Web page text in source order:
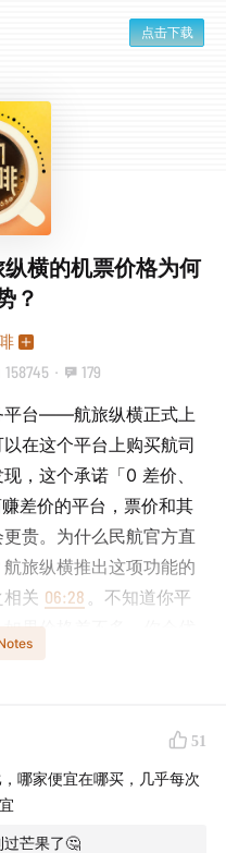
点击下载
横的机票价格为何
？
158745 · 179
平台——航旅纵横正式上
在这个平台上购买航司
，这个承诺「0 差价、
差价的平台，票价和其
贵。为什么民航官方直
旅纵横推出这项功能的
关 06:28 。不知道你平
果价格差不多，你会优
哈哈和英特尔的新动态51
哪家便宜在哪买，几乎每次
芒果了🤔